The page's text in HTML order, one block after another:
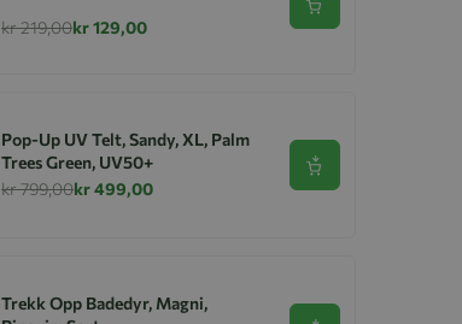
kr 219,00kr 129,00
Se produkt
Pop-Up UV Telt, Sandy, XL, Palm
Trees Green, UV50+
kr 799,00kr 499,00
Se produkt
Trekk Opp Badedyr, Magni,